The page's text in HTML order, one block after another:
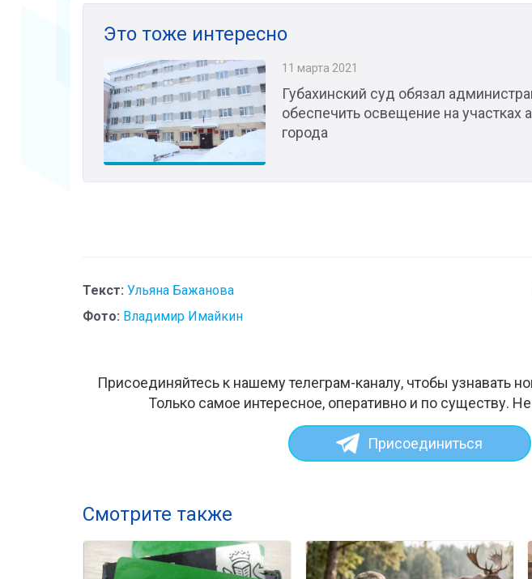
Это тоже интересно
11 марта 2021
Губахинский суд обязал
обеспечить освещение на участках
города
Текст: Ульяна Бажанова
Фото: Владимир Имайкин
Присоединяйтесь к нашему телеграм-каналу, чтобы узнавать
Только самое интересное, оперативно и по существу.
Присоединиться
Смотрите также